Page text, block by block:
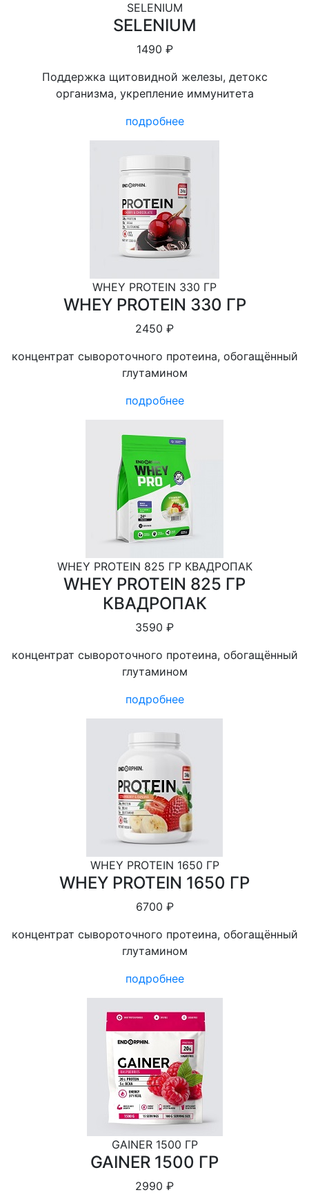
SELENIUM
SELENIUM
1490 ₽
Поддержка щитовидной железы, детокс
организма, укрепление иммунитета
подробнее
WHEY PROTEIN 330 ГР
WHEY PROTEIN 330 ГР
2450 ₽
концентрат сывороточного протеина, обогащённый
глутамином
подробнее
WHEY PROTEIN 825 ГР КВАДРОПАК
WHEY PROTEIN 825 ГР
КВАДРОПАК
3590 ₽
концентрат сывороточного протеина, обогащённый
глутамином
подробнее
WHEY PROTEIN 1650 ГР
WHEY PROTEIN 1650 ГР
6700 ₽
концентрат сывороточного протеина, обогащённый
глутамином
подробнее
GAINER 1500 ГР
GAINER 1500 ГР
2990 ₽